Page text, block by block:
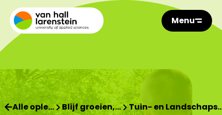
Menu
Alle ople… Blijf groeien,… Tuin- en